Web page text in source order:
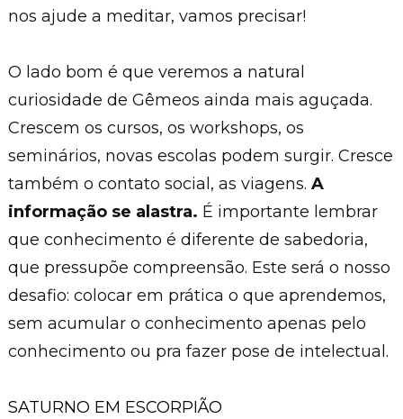
nos ajude a meditar, vamos precisar!
O lado bom é que veremos a natural
curiosidade de Gêmeos ainda mais aguçada.
Crescem os cursos, os workshops, os
seminários, novas escolas podem surgir. Cresce
também o contato social, as viagens. A
informação se alastra. É importante lembrar
que conhecimento é diferente de sabedoria,
que pressupõe compreensão. Este será o nosso
desafio: colocar em prática o que aprendemos,
sem acumular o conhecimento apenas pelo
conhecimento ou pra fazer pose de intelectual.
SATURNO EM ESCORPIÃO